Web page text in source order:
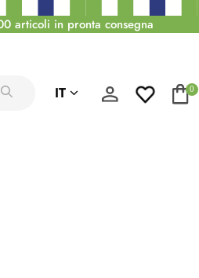
articoli in pronta consegna
IT 0